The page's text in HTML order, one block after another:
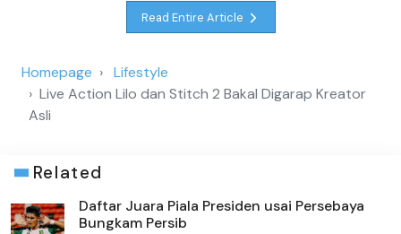
Read Entire Article
Homepage
Lifestyle
Live Action Lilo dan Stitch 2 Bakal Digarap Kreator
Asli
Related
Daftar Juara Piala Presiden usai Persebaya
Bungkam Persib